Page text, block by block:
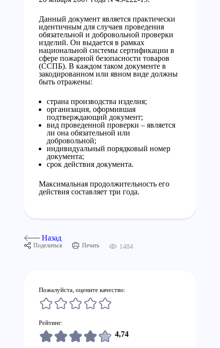
Данный документ является практически
идентичным для случаев проведения
обязательной и добровольной проверки
изделий. Он выдается в рамках
национальной системы сертификации в
сфере пожарной безопасности товаров
(ССПБ). В каждом таком документе в
закодированном или явном виде должны
быть отражены:
страна производства изделия;
организация, оформившая
подтверждающий документ;
вид проведенной проверки – является
ли она обязательной или
добровольной;
индивидуальный порядковый номер
документа;
срок действия документа.
Максимальная продолжительность его
действия составляет три года.
Назад
Поделиться Печать 1484
Пожалуйста, оцените качество:
Рейтинг:
4,74